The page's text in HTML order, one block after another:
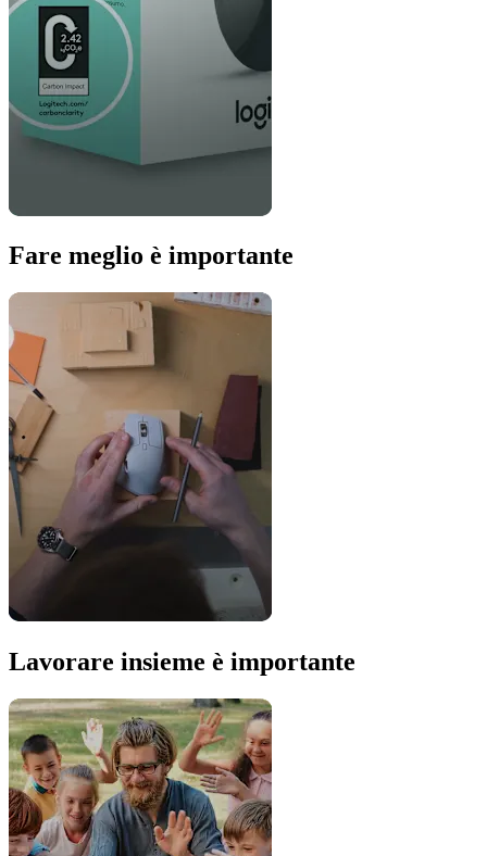
Fare meglio è importante
Lavorare insieme è importante